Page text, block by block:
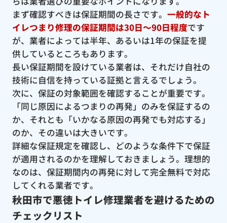
まず確認すべきは保証期間の長さです。 一般的なト
イレつまり修理の保証期間は30日〜90日程度です
が、業者によっては半年、あるいは1年の保証を提
供しているところもあります。
長い保証期間を設けている業者は、それだけ自社の
技術に自信を持っている証拠と言えるでしょう。
次に、保証の対象範囲を確認することが重要です。
「同じ原因によるつまりの再発」のみを保証するの
か、それとも「いかなる原因の再発でも対応する」
のか、その違いは大きいです。
詳細な保証規定を確認し、どのような条件下で保証
が適用されるのかを理解しておきましょう。理想的
なのは、保証期間内の再発に対して完全無料で対応
してくれる業者です。
秋田市で悪徳トイレ修理業者を避けるための
チェックリスト